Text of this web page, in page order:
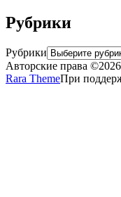
Рубрики
Рубрики
Авторские права ©2026
Rara ThemeПри